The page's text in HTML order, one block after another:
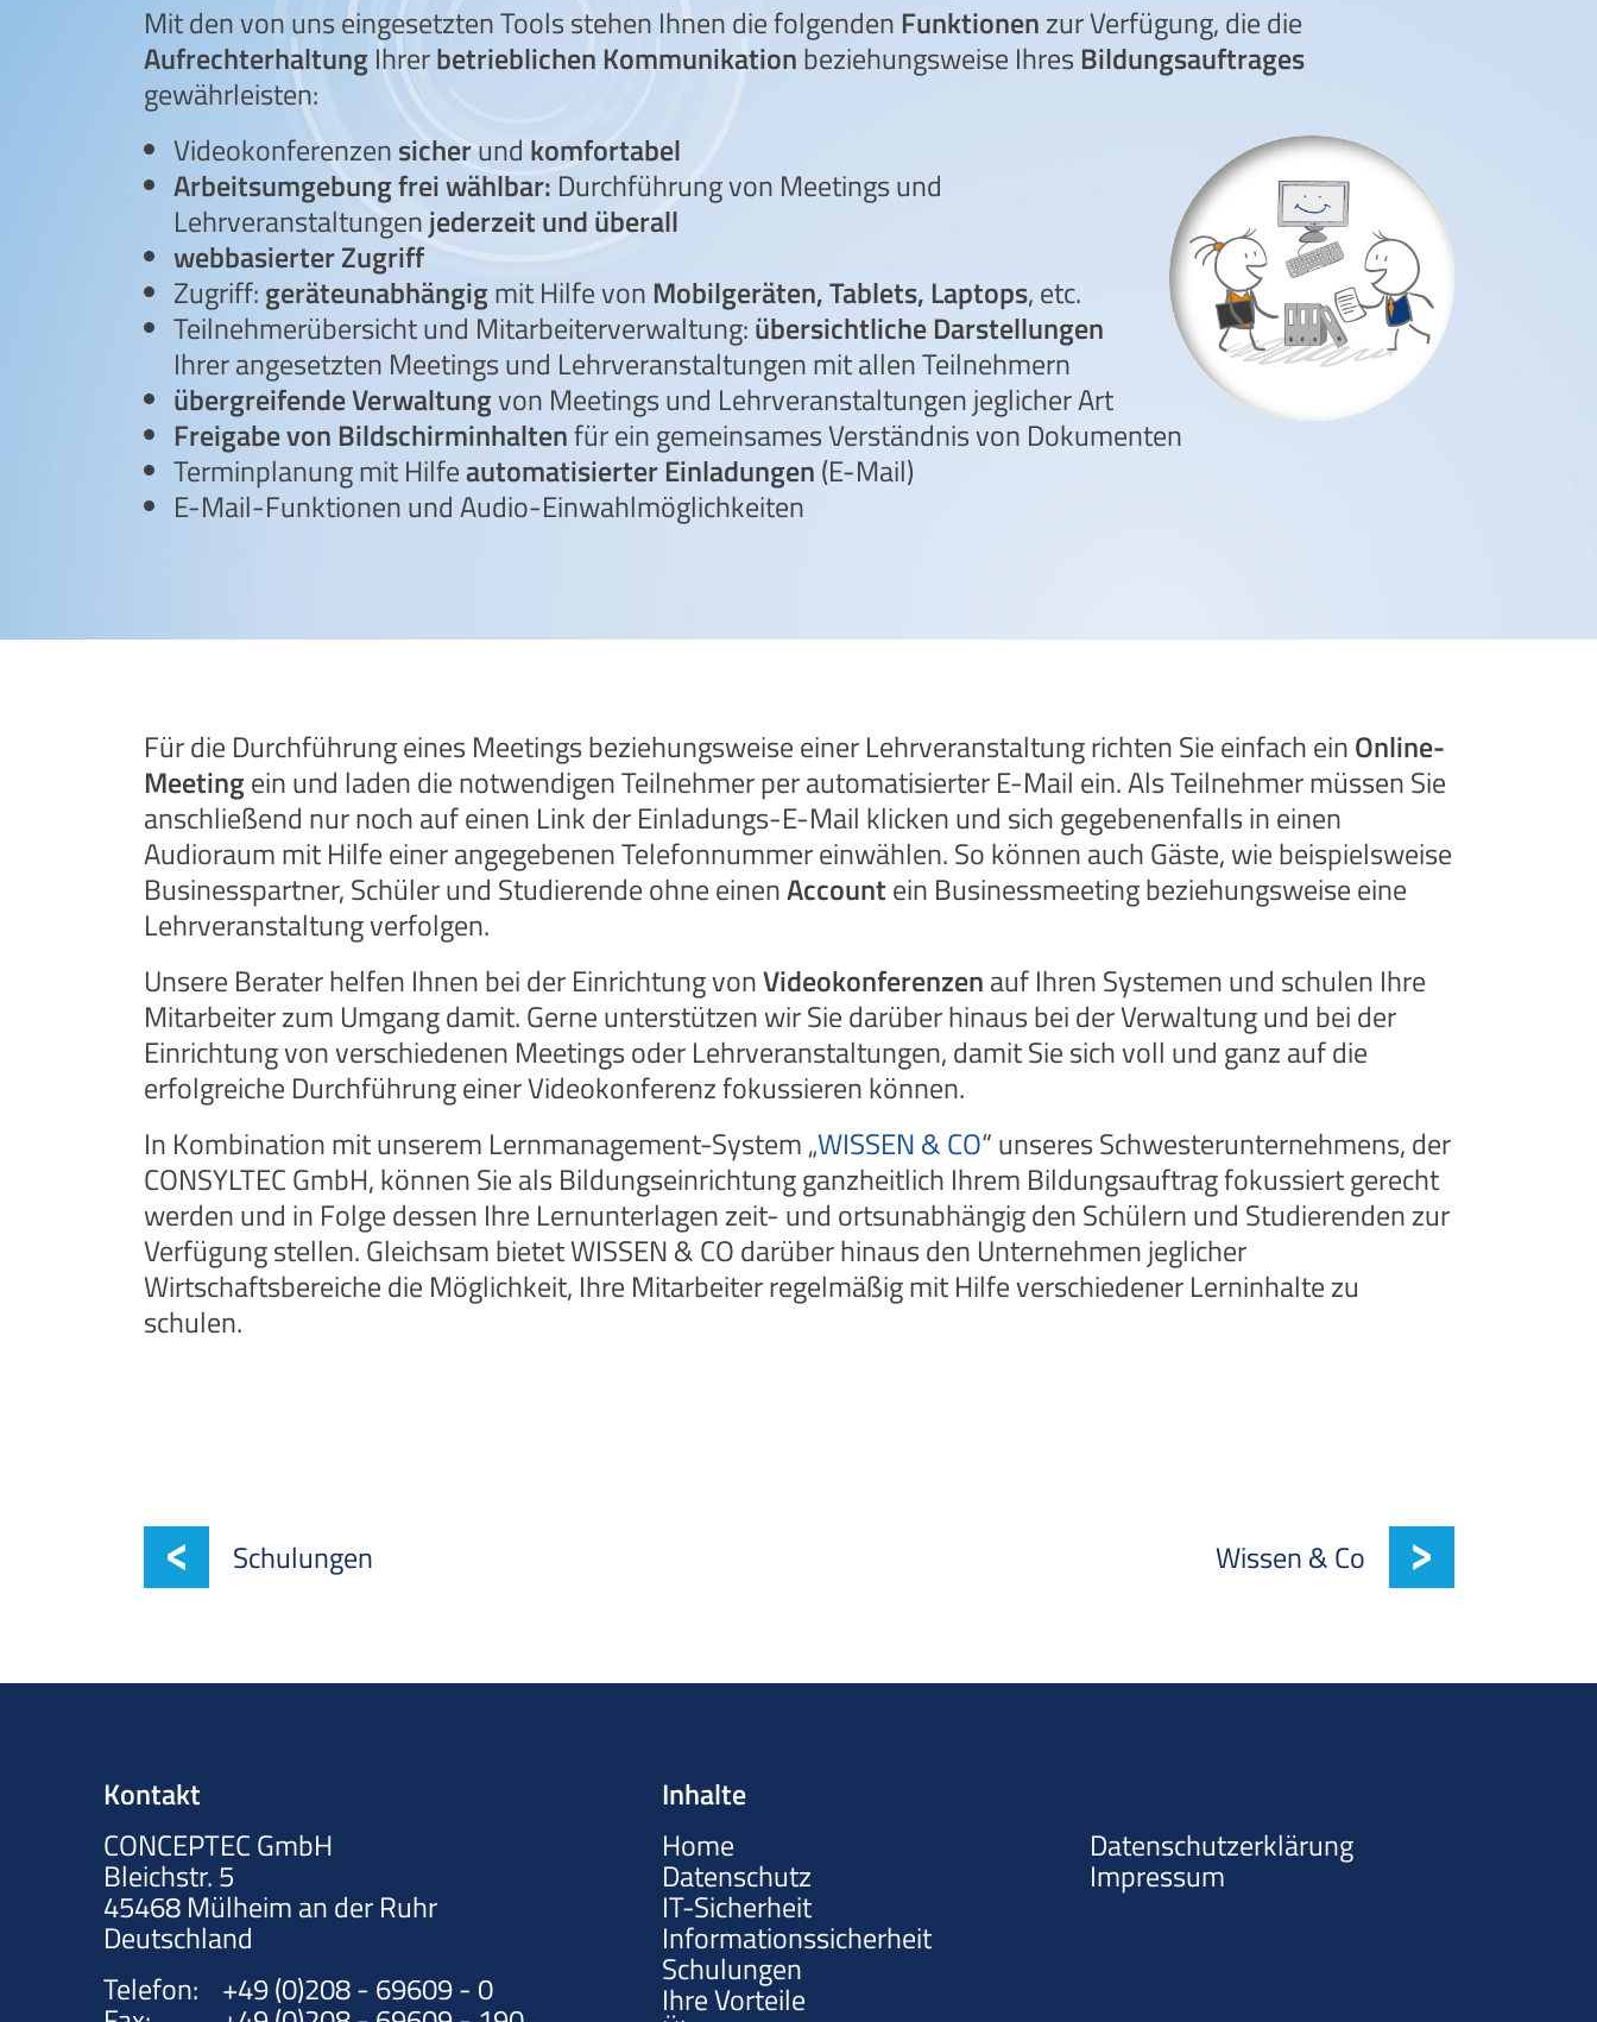
Mit den von uns eingesetzten Tools stehen Ihnen die folgenden Funktionenzur Verfügung, die die
AufrechterhaltungIhrerbetrieblichen Kommunikationbeziehungsweise Ihres Bildungsauftrages
gewährleisten:
Videokonferenzensicherund komfortabel
Arbeitsumgebung frei wählbar: Durchführung von Meetings und
Lehrveranstaltungenjederzeit und überall
webbasierter Zugriff
Zugriff:geräteunabhängigmit Hilfe von Mobilgeräten, Tablets, Laptops, etc.
Teilnehmerübersicht und Mitarbeiterverwaltung:übersichtliche Darstellungen
Ihrer angesetzten Meetings und Lehrveranstaltungen mit allen Teilnehmern
übergreifende Verwaltungvon Meetings und Lehrveranstaltungen jeglicher Art
Freigabe von Bildschirminhaltenfür ein gemeinsames Verständnis von Dokumenten
Terminplanung mit Hilfeautomatisierter Einladungen(E-Mail)
E-Mail-Funktionen und Audio-Einwahlmöglichkeiten
Für die Durchführung eines Meetings beziehungsweise einer Lehrveranstaltung richten Sie einfach einOnline-
Meetingein und laden die notwendigen Teilnehmer per automatisierter E-Mail ein. Als Teilnehmer müssen Sie
anschließend nur noch auf einen Link der Einladungs-E-Mail klicken und sich gegebenenfalls in einen
Audioraum mit Hilfe einer angegebenen Telefonnummer einwählen. So können auch Gäste, wie beispielsweise
Businesspartner, Schüler und Studierende ohne einenAccountein Businessmeeting beziehungsweise eine
Lehrveranstaltung verfolgen.
Unsere Berater helfen Ihnen bei der Einrichtung vonVideokonferenzenauf Ihren Systemen und schulen Ihre
Mitarbeiter zum Umgang damit. Gerne unterstützen wir Sie darüber hinaus bei der Verwaltung und bei der
Einrichtung von verschiedenen Meetings oder Lehrveranstaltungen, damit Sie sich voll und ganz auf die
erfolgreiche Durchführung einer Videokonferenz fokussieren können.
In Kombination mit unserem Lernmanagement-System „WISSEN & CO“ unseres Schwesterunternehmens, der
CONSYLTEC GmbH, können Sie als Bildungseinrichtung ganzheitlich Ihrem Bildungsauftrag fokussiert gerecht
werden und in Folge dessen Ihre Lernunterlagen zeit- und ortsunabhängig den Schülern und Studierenden zur
Verfügung stellen. Gleichsam bietet WISSEN & CO darüber hinaus den Unternehmen jeglicher
Wirtschaftsbereiche die Möglichkeit, Ihre Mitarbeiter regelmäßig mit Hilfe verschiedener Lerninhalte zu
schulen.
Schulungen Wissen & Co
Kontakt
CONCEPTEC GmbH
Bleichstr. 5
45468Mülheim an der Ruhr
Deutschland
Telefon:
+49 (0)208 - 69609 - 0
Inhalte
Home
Datenschutz
IT-Sicherheit
Informationssicherheit
Schulungen
Ihre Vorteile
Datenschutzerklärung
Impressum